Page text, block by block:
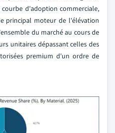
d'adoption commerciale,
principal moteur de l'élévation
du marché au cours de
unitaires dépassant celles des
premium d'un ordre de